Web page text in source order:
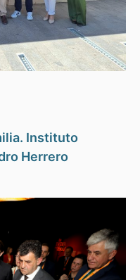
Instituto
Herrero